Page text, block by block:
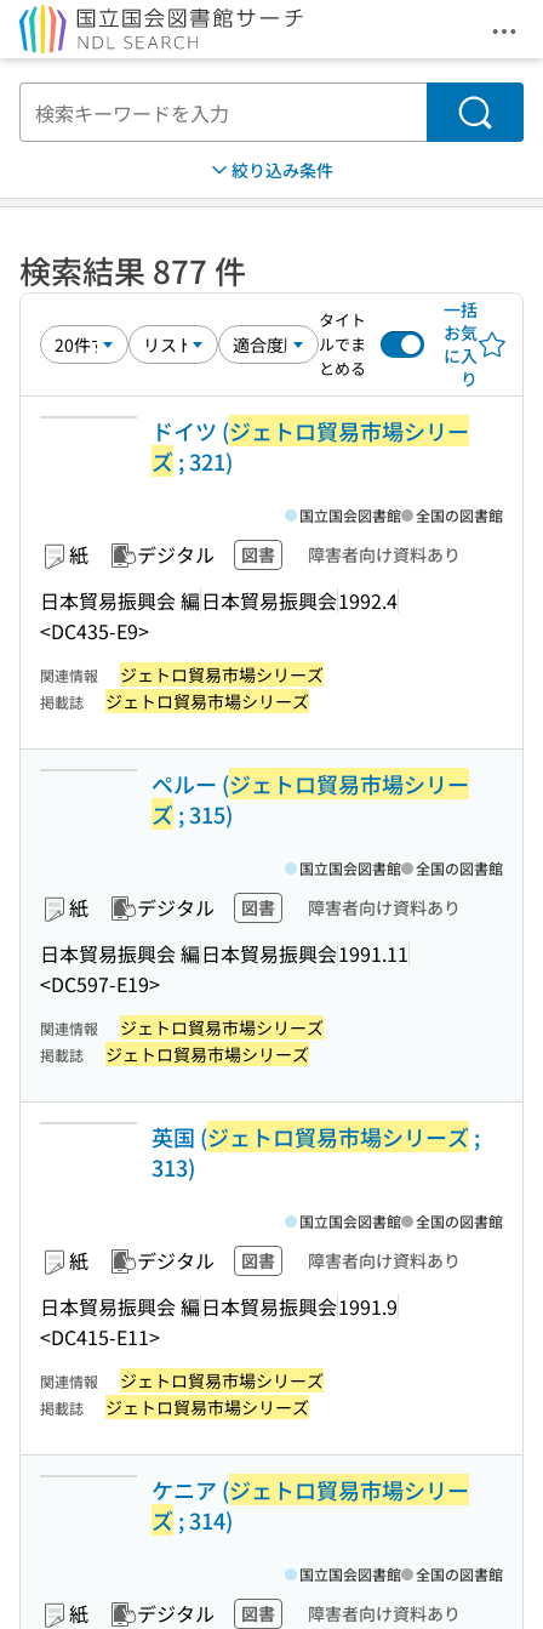
メ
検索
絞り込み条件
検索結果 877 件
タイト
ルでま
とめる
一括
お気
に入
り
ドイツ (ジェトロ貿易市場シリー
ズ ; 321)
紙 デジタル 図書 障害者向け資料あり
日本貿易振興会 編日本貿易振興会1992.4
<DC435-E9>
国立国会図書館 全国の図書館
関連情報 ジェトロ貿易市場シリーズ
掲載誌 ジェトロ貿易市場シリーズ
ペルー (ジェトロ貿易市場シリー
ズ ; 315)
紙 デジタル 図書 障害者向け資料あり
日本貿易振興会 編日本貿易振興会1991.11
<DC597-E19>
国立国会図書館 全国の図書館
関連情報 ジェトロ貿易市場シリーズ
掲載誌 ジェトロ貿易市場シリーズ
英国 (ジェトロ貿易市場シリーズ ;
313)
紙 デジタル 図書 障害者向け資料あり
日本貿易振興会 編日本貿易振興会1991.9
<DC415-E11>
国立国会図書館 全国の図書館
関連情報 ジェトロ貿易市場シリーズ
掲載誌 ジェトロ貿易市場シリーズ
ケニア (ジェトロ貿易市場シリー
ズ ; 314)
紙 デジタル 図書 障害者向け資料あり
国立国会図書館 全国の図書館